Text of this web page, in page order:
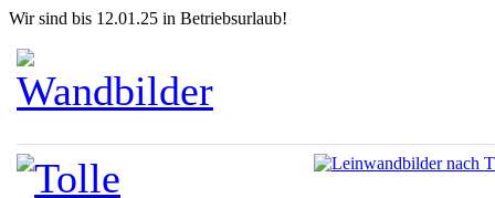
Wir sind bis 12.01.25 in Betriebsurlaub!